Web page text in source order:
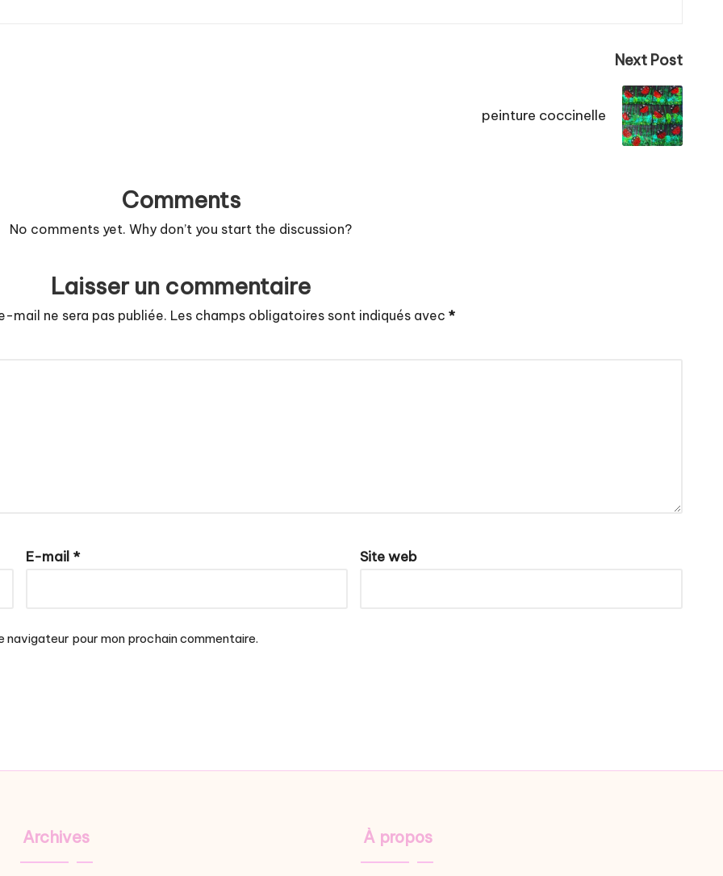
Next Post
peinture coccinelle
Comments
No comments yet. Why don’t you start the discussion?
Laisser un commentaire
mail ne sera pas publiée. Les champs obligatoires sont indiqués avec *
E-mail * Site web
navigateur pour mon prochain commentaire.
Archives À propos